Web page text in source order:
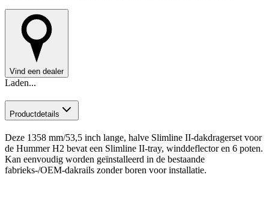
Vind een dealer
Laden...
Productdetails
Deze 1358 mm/53,5 inch lange, halve Slimline II-dakdragerset voor
de Hummer H2 bevat een Slimline II-tray, winddeflector en 6 poten.
Kan eenvoudig worden geïnstalleerd in de bestaande
fabrieks-/OEM-dakrails zonder boren voor installatie.